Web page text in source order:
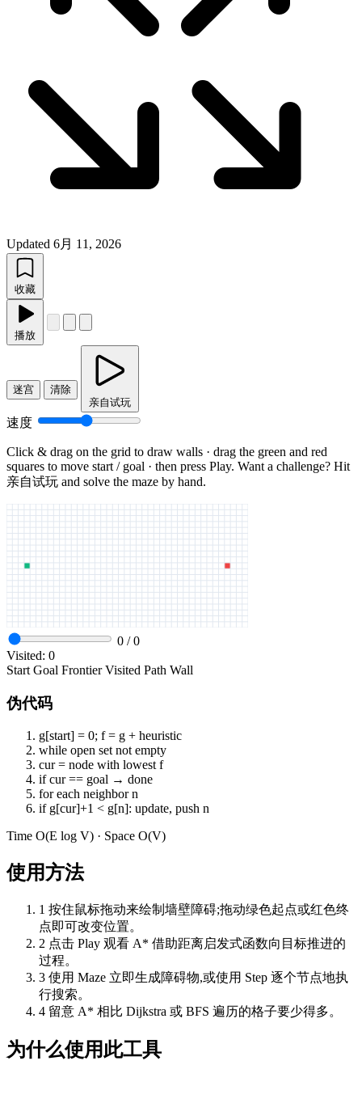
Updated 6月 11, 2026
收藏
播放
迷宫
清除
亲自试玩
速度
Click & drag on the grid to draw walls · drag the green and red
squares to move start / goal · then press Play. Want a challenge? Hit
亲自试玩 and solve the maze by hand.
0 /0
Visited: 0
Start Goal Frontier Visited Path Wall
伪代码
g[start] = 0; f = g + heuristic
while open set not empty
cur = node with lowest f
if cur == goal → done
for each neighbor n
if g[cur]+1 < g[n]: update, push n
Time O(E log V) · Space O(V)
使用方法
1 按住鼠标拖动来绘制墙壁障碍;拖动绿色起点或红色终
点即可改变位置。
2 点击 Play 观看 A* 借助距离启发式函数向目标推进的
过程。
3 使用 Maze 立即生成障碍物,或使用 Step 逐个节点地执
行搜索。
4 留意 A* 相比 Dijkstra 或 BFS 遍历的格子要少得多。
为什么使用此工具